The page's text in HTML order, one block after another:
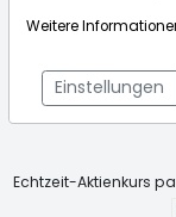
paragon
[WKN: 555869 |
Aktienkurse
Echtzeit-Aktienkurs
Weitere
Einstellungen